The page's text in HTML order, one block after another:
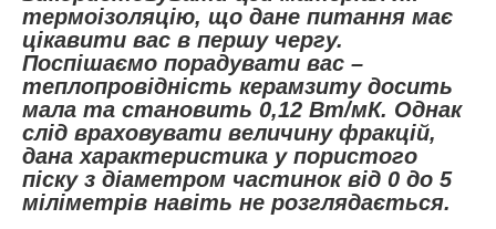
термоізоляцію, що дане питання має
цікавити вас в першу чергу.
Поспішаємо порадувати вас –
теплопровідність керамзиту досить
мала та становить 0,12 Вт/мК. Однак
слід враховувати величину фракцій,
дана характеристика у пористого
піску з діаметром частинок від 0 до 5
міліметрів навіть не розглядається.